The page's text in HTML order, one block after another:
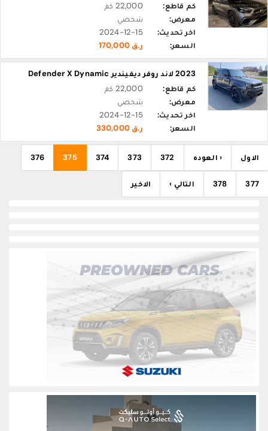
كم قاطع:
22,000 كم
معرض:
شخصي
اخر تحديث:
2024-12-15
السعر:
ر.ق 170,000
2023 لاند روفر ديفيندير Defender X Dynamic
كم قاطع:
22,000 كم
معرض:
شخصي
اخر تحديث:
2024-12-15
السعر:
ر.ق 330,000
الاول ‹ العوده 372
373
374
375
376
377
378 التالي › الاخير